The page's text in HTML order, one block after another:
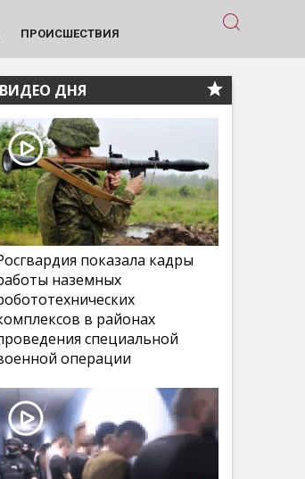
ПРОИСШЕСТВИЯ
ВИДЕО ДНЯ
показала кадры
наземных
в районах
специальной
операции